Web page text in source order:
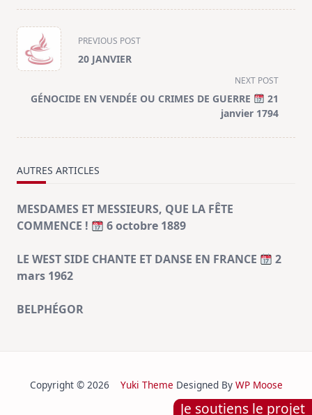
Je soutiens le projet
<span
class="nav-
subtitle
reader-
PREVIOUS POST
20 JANVIER
NEXT POST
GÉNOCIDE EN VENDÉE OU CRIMES DE GUERRE
21
janvier 1794
AUTRES ARTICLES
MESDAMES ET MESSIEURS, QUE LA FÊTE
COMMENCE !
6 octobre 1889
LE WEST SIDE CHANTE ET DANSE EN FRANCE
2
mars 1962
BELPHÉGOR
Copyright © 2026 Yuki Theme Designed By WP Moose